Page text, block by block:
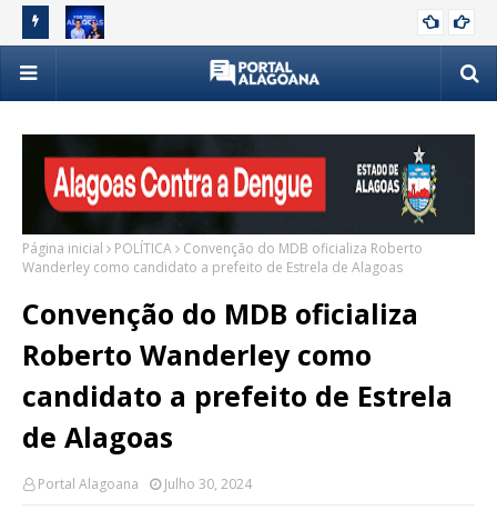
Kelmann Vieira confirma insatisfação e expõe desavença
Página inicial POLÍTICA
Convenção do MDB oficializa Roberto
Wanderley como candidato a prefeito de Estrela de Alagoas
Convenção do MDB oficializa
Roberto Wanderley como
candidato a prefeito de Estrela
de Alagoas
Portal Alagoana Julho 30, 2024